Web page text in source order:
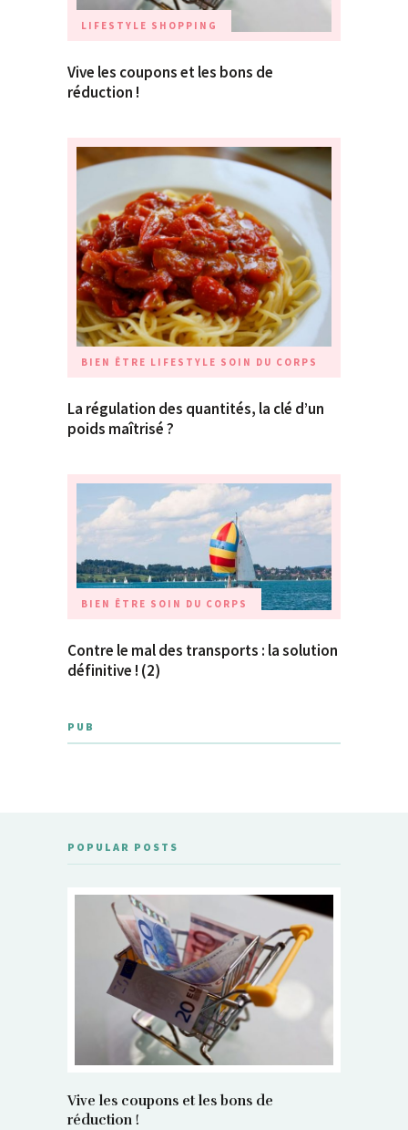
LIFESTYLE SHOPPING
Vive les coupons et les bons de
réduction !
BIEN ÊTRE LIFESTYLE SOIN DU CORPS
La régulation des quantités, la clé d’un
poids maîtrisé ?
BIEN ÊTRE SOIN DU CORPS
Contre le mal des transports : la solution
définitive ! (2)
PUB
POPULAR POSTS
Vive les coupons et les bons de
réduction !